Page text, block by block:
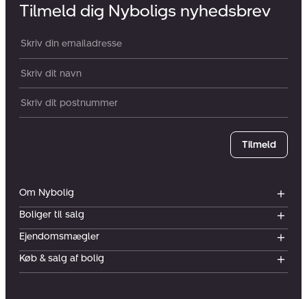
Om Nybolig
Boliger til salg
Ejendomsmægler
Køb & salg af bolig
Tilmeld dig Nyboligs nyhedsbrev
Din email:
Dit navn:
Postnummer
Tilmeld